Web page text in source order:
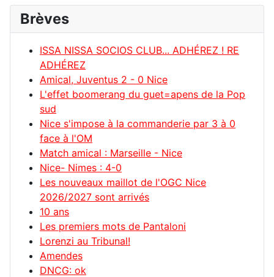
Brèves
ISSA NISSA SOCIOS CLUB... ADHÉREZ ! RE
ADHÉREZ
Amical, Juventus 2 - 0 Nice
L'effet boomerang du guet=apens de la Pop
sud
Nice s'impose à la commanderie par 3 à 0
face à l'OM
Match amical : Marseille - Nice
Nice- Nimes : 4-0
Les nouveaux maillot de l'OGC Nice
2026/2027 sont arrivés
10 ans
Les premiers mots de Pantaloni
Lorenzi au Tribunal!
Amendes
DNCG: ok